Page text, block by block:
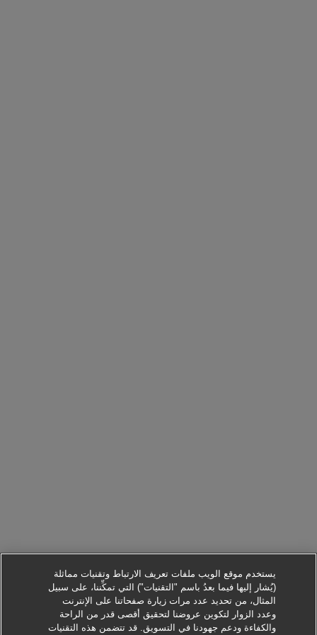
يستخدم موقع الويب ملفات تعريف الارتباط وتقنيات مماثلة
(يُشار إليها فيما بعدُ باسم "التقنيات") التي تمكِّننا، على سبيل
المثال، من تحديد عدد مرات زيارة صفحاتنا على الإنترنت
وعدد الزوار لتكوين عروضنا لتحقيق أقصى قدر من الراحة
والكفاءة ودعم جهودنا في التسويق. قد تتضمن هذه التقنيات